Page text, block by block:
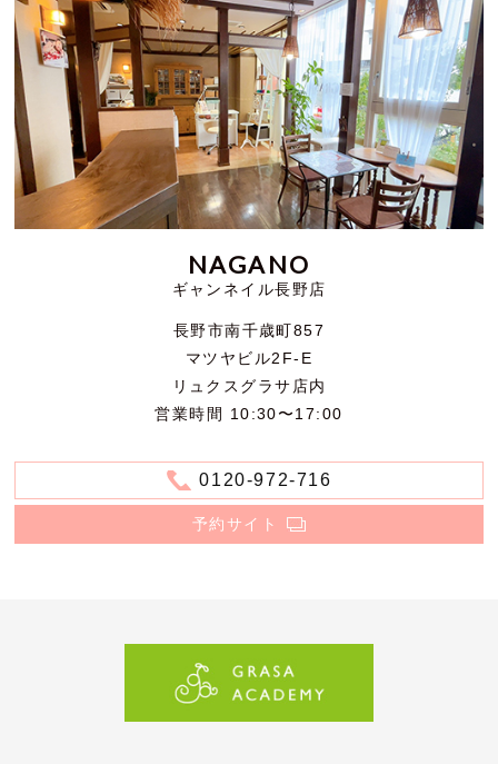
NAGANO
ギャンネイル長野店
長野市南千歳町857
マツヤビル2F-E
リュクスグラサ店内
営業時間 10:30〜17:00
0120-972-716
予約サイト